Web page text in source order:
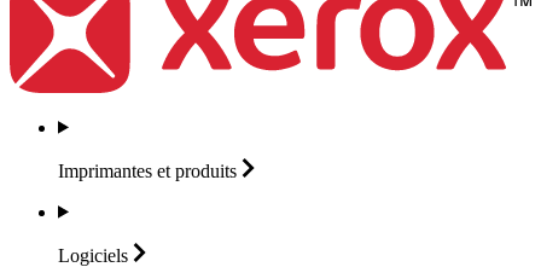
Imprimantes et produits
Logiciels